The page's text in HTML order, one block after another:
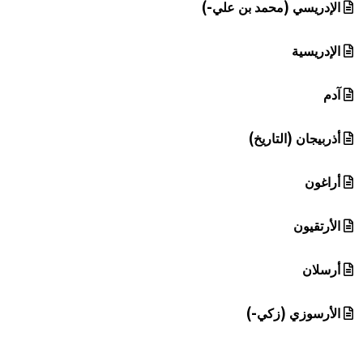
الإدريسي (محمد بن علي-)
الإدريسية
آدم
أذربيجان (التاريخ)
أراغون
الأرتقيون
أرسلان
الأرسوزي (زكي-)